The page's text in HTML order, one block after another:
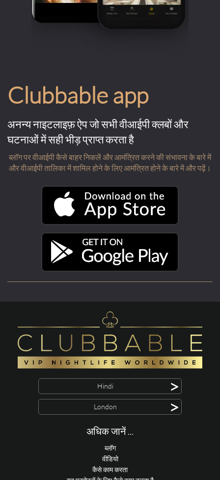
Clubbable app
अनन्य नाइटलाइफ़ ऐप जो सभी वीआईपी क्लबों और
घटनाओं में सही भीड़ प्राप्त करता है
ब्लॉग पर वीआईपी कैसे बाहर निकलें और आमंत्रित करने की संभावना के बारे में
और वीआईपी तालिका में शामिल होने के लिए आमंत्रित होने के बारे में और पढ़ें।
Hindi >
London >
अधिक जानें ...
ब्लॉग
वीडियो
कैसे काम करता